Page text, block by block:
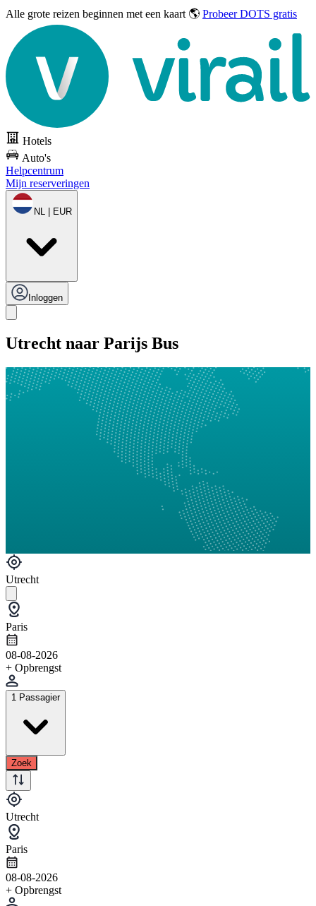
Alle grote reizen beginnen met een kaart 🌎 Probeer DOTS gratis
Hotels
Auto's
Helpcentrum
Mijn reserveringen
NL | EUR
Inloggen
Utrecht naar Parijs Bus
Utrecht
Paris
08-08-2026
+ Opbrengst
1 Passagier
Zoek
Utrecht
Paris
08-08-2026
+ Opbrengst